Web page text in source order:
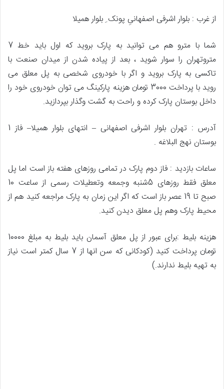
از غرب : بلوار اشرفی اصفهانیِ پونک ِ بلوار همیلا
شما با مترو هم می توانید به پارک بروید که اول باید خط 7
متروتهران را سوار شوید ، بعد از پیاده شدن از میدان صنعت با
تاکسی به پارک بروید و اگر با خودروی شخصی به پل معلق می
روید با پرداخت 3000 تومان هزینه پارکینگ می توان خودروی خود را
داخل بوستان پارک کرده و راحت به گشت وگذار بپردازید.
آدرس : تهران بلوار اشرفی اصفهانی– انتهای بلوار همیلا–فاز 1
بوستان نهج البلاغه .
ساعات بازدید : فاز دوم پارک در تمامی روزهای هفته باز است اما پل
معلق فقط روزهای 5شنبه وجمعه وتعطیلات رسمی از ساعت 10
صبح تا 19 عصر باز است که اگر این زمان به پارک مراجعه کنید هم از
محیط پارک وهم پل معلق دیدن کنید.
هزینه بلیط :برای عبور از پل معلق آسمان باید بلیط به مبلغ 10000
تومان پرداخت کنید (کودکانی که سن انها از 7 سال کمتر است نیاز
به تهیه بلیط ندارند.)